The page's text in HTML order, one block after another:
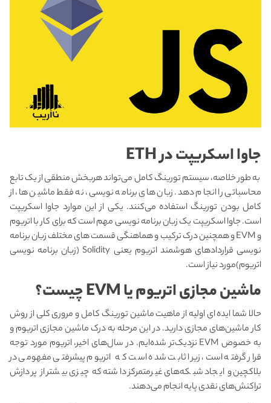
جاوا اسکریپت درETH
به طور خلاصه، سیستم تورینگ کامل می‌تواند هربخش منطقی از یک تابع
محاسباتی را انجام دهد. زبان های برنامه نویسی، نه فقط ماشین ها، از
کامل بودن تورینگ استفاده می‌کنند. یکی از این موارد جاوا اسکریپت
است. جاوا اسکریپت یک زبان برنامه نویسی مهم است که برای کار با اتریوم
و EVM و همچنین درک ترکیب و هماهنگی قسمت های مختلف زبان برنامه
نویسی قراردادهای هوشمند اتریوم یعنی Solidity (زبان برنامه نویسی
اتریوم)مورد نیاز است.
ماشین مجازی اتریوم یاEVMچیست؟
حالا شما ایده ای اولیه از ماهیت ماشین تورینگ کامل و مروری کلی از روش
کار ماشین‌های مجازی دارید. در این مرحله به درک ماشین مجازی اتریوم و
به خصوص EVM نزدیک‌تر شده‌ایم. در سال‌های اخیر، اتریوم مورد توجه
قرار گرفته است، زیرا ثابت شده است که اتریوم پیشرفتی مفهومی در
بلاکچین و ایجاد شبکه‌های غیرمتمرکز داشته که چیزی بیشتر از پردازش
تراکنش‌های نقدی پایه انجام می‌دهند.